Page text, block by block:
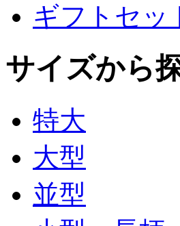
ギフトセッ
サイズから
特大
大型
並型